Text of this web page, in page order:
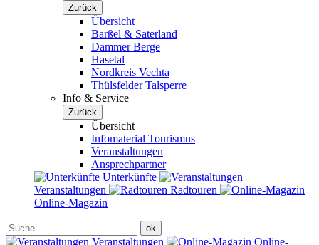
Zurück
Übersicht
Barßel & Saterland
Dammer Berge
Hasetal
Nordkreis Vechta
Thülsfelder Talsperre
Info & Service
Zurück
Übersicht
Infomaterial Tourismus
Veranstaltungen
Ansprechpartner
Unterkünfte
Veranstaltungen
Radtouren
Online-Magazin
Veranstaltungen
Online-